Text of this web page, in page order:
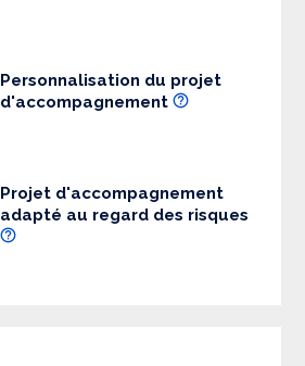
Personnalisation du projet
d'accompagnement
Projet d'accompagnement
adapté au regard des risques